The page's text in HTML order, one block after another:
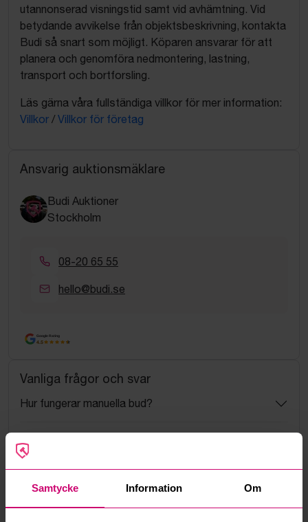
Samtycke Information Om
utannonserad visningstid samt vid avhämtning. Vid
betydande avvikelse från objektsbeskrivning, kontakta
Budi så snart som möjligt. Köparen ansvarar för att
planera och genomföra nedmontering, lastning,
transport och bortforsling.
Läs gärna våra fullständiga villkor för mer information:
Villkor / Villkor för företag
Ansvarig auktionsmäklare
Budi Auktioner
Stockholm
08-20 65 55
hello@budi.se
Google Rating
4.5
Vanliga frågor och svar
Hur fungerar manuella bud?